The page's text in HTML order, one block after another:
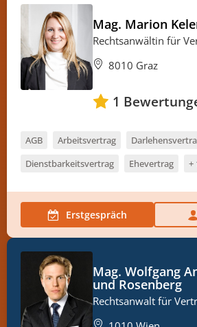
Mag. Marion
Rechtsanwältin für
8010 Graz
1
AGB Arbeitsvertrag
Dienstbarkeitsvertrag
Ehevertrag +
Erstgespräch
Mag. Wolfgang
und Rosenberg
Rechtsanwalt für